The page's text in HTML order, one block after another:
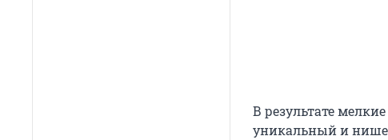
В результате
уникальный и